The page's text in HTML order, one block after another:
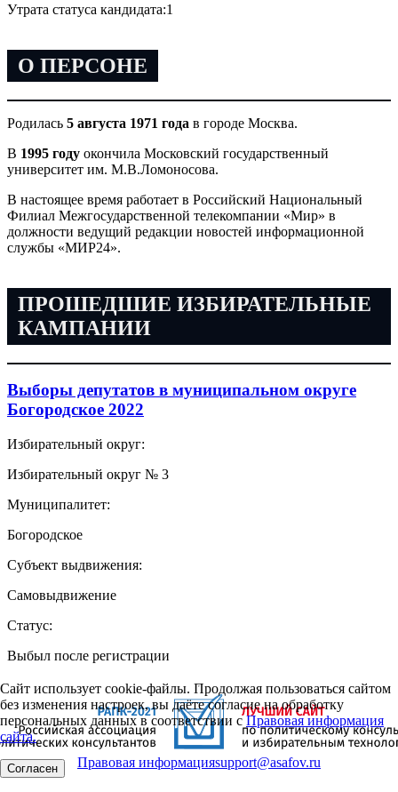
Утрата статуса кандидата:1
О ПЕРСОНЕ
Родилась 5 августа 1971 года в городе Москва.
В 1995 году окончила Московский государственный
университет им. М.В.Ломоносова.
В настоящее время работает в Российский Национальный
Филиал Межгосударственной телекомпании «Мир» в
должности ведущий редакции новостей информационной
службы «МИР24».
ПРОШЕДШИЕ ИЗБИРАТЕЛЬНЫЕ
КАМПАНИИ
Выборы депутатов в муниципальном округе
Богородское 2022
Избирательный округ:
Избирательный округ № 3
Муниципалитет:
Богородское
Субъект выдвижения:
Самовыдвижение
Статус:
Выбыл после регистрации
Сайт использует cookie-файлы. Продолжая пользоваться сайтом
без изменения настроек, вы даёте согласие на обработку
персональных данных в соответствии сПравовая информация
сайта.
Согласен Правовая информацияsupport@asafov.ru